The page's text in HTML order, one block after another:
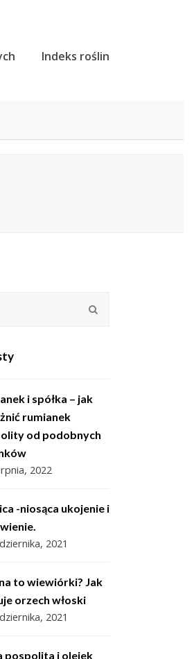
Indeks roślin
i spółka – jak
rumianek
od podobnych
2022
-niosąca ukojenie i
2021
to wiewiórki? Jak
orzech włoski
2021
pospolita i olejek